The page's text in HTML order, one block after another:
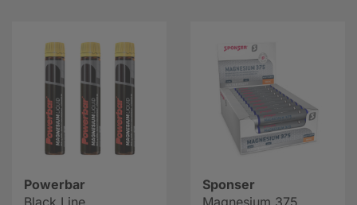
Powerbar
Black Line
Sponser
Magnesium 375